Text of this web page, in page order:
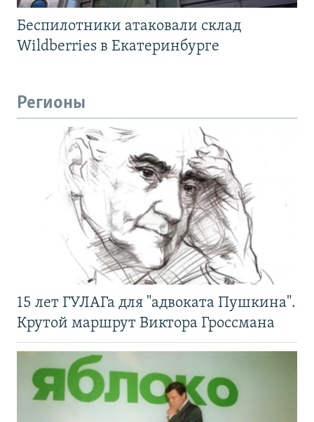
Беспилотники атаковали склад
Wildberries в Екатеринбурге
Регионы
15 лет ГУЛАГа для "адвоката Пушкина".
Крутой маршрут Виктора Гроссмана